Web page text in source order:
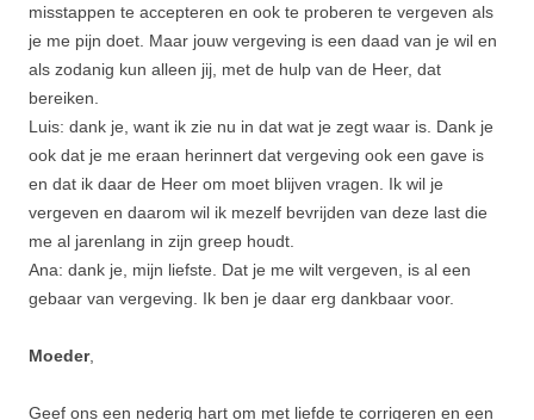
misstappen te accepteren en ook te proberen te vergeven als
je me pijn doet. Maar jouw vergeving is een daad van je wil en
als zodanig kun alleen jij, met de hulp van de Heer, dat
bereiken.
Luis: dank je, want ik zie nu in dat wat je zegt waar is. Dank je
ook dat je me eraan herinnert dat vergeving ook een gave is
en dat ik daar de Heer om moet blijven vragen. Ik wil je
vergeven en daarom wil ik mezelf bevrijden van deze last die
me al jarenlang in zijn greep houdt.
Ana: dank je, mijn liefste. Dat je me wilt vergeven, is al een
gebaar van vergeving. Ik ben je daar erg dankbaar voor.
Moeder,
Geef ons een nederig hart om met liefde te corrigeren en een